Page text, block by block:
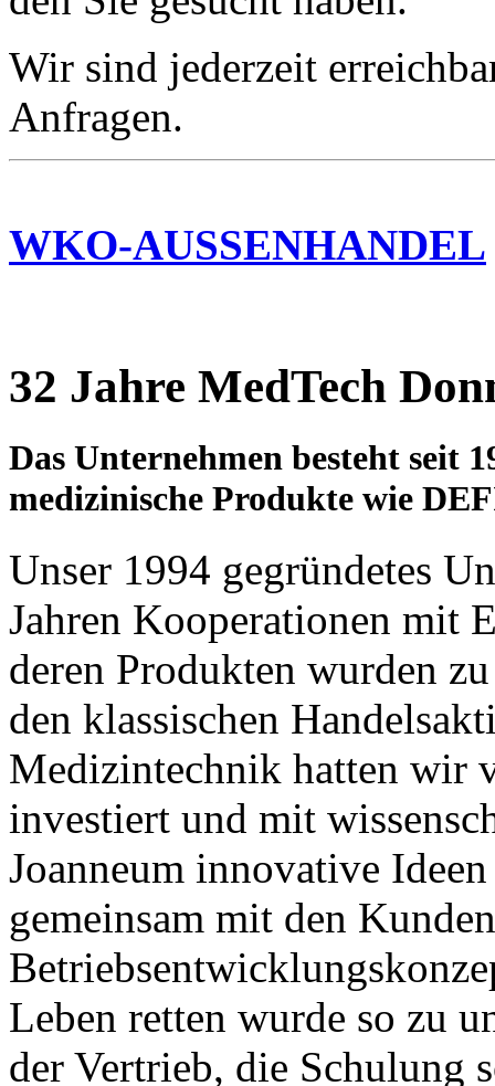
Wir sind jederzeit
Anfragen.
WKO-AUSSENHANDEL
32 Jahre MedTech
Das Unternehmen besteht seit
medizinische Produkte wie
Unser 1994 gegründetes
Jahren Kooperationen mit
deren Produkten wurden
den klassischen
Medizintechnik hatten wir
investiert und mit
Joanneum innovative
gemeinsam mit den
Leben retten wurde so zu
der Vertrieb, die Schulung